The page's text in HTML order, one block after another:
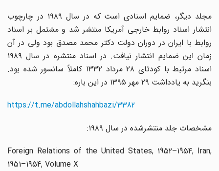
مجلد دیگر، ضمایم اسنادی است که در سال ۱۹۸۹ در چارچوب
انتشار اسناد روابط خارجی آمریکا منتشر شد و مشتمل بر اسناد
روابط با ایران در دوران دولت دکتر محمد مصدق بود ولی در آن
زمان این ضمایم انتشار نیافت. در اسناد منتشره در سال ۱۹۸۹
اسناد مرتبط با کودتای ۲۸ مرداد ۱۳۳۲ کاملاً سانسور شده بود.
بنگرید به یادداشت ۲۹ مهر ۱۳۹۵ در این باره:‌
https://t.me/abdollahshahbazi/3382
مشخصات جلد منتشرشده در سال ۱۹۸۹: ‌
Foreign Relations of the United States, 1952–1954, Iran,
1951–1954, Volume X